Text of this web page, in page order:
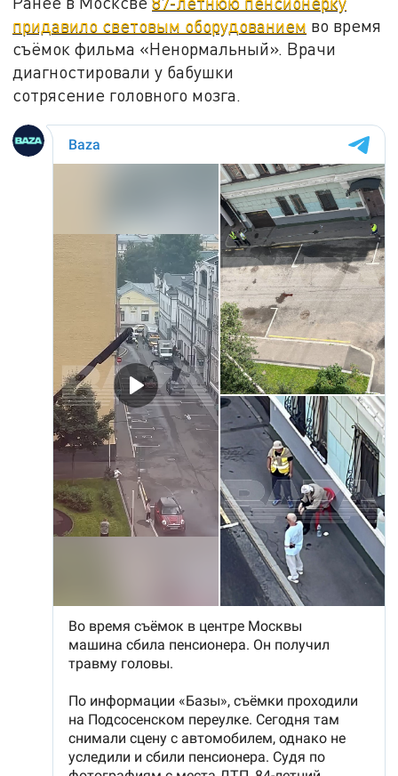
придавило световым оборудованием во время
съёмок фильма «Ненормальный». Врачи
диагностировали у бабушки
сотрясение головного мозга.